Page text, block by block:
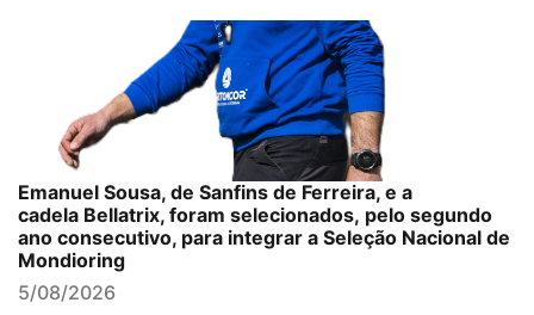
Emanuel Sousa, de Sanfins de Ferreira, e a
cadela Bellatrix, foram selecionados, pelo segundo
ano consecutivo, para integrar a Seleção Nacional de
Mondioring
5/08/2026